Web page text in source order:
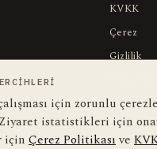
KVKK
Çerez
Gizlilik
bu hafta en çok aranan
için zorunlu
istatistikleri için
için Çerez Politikasıve